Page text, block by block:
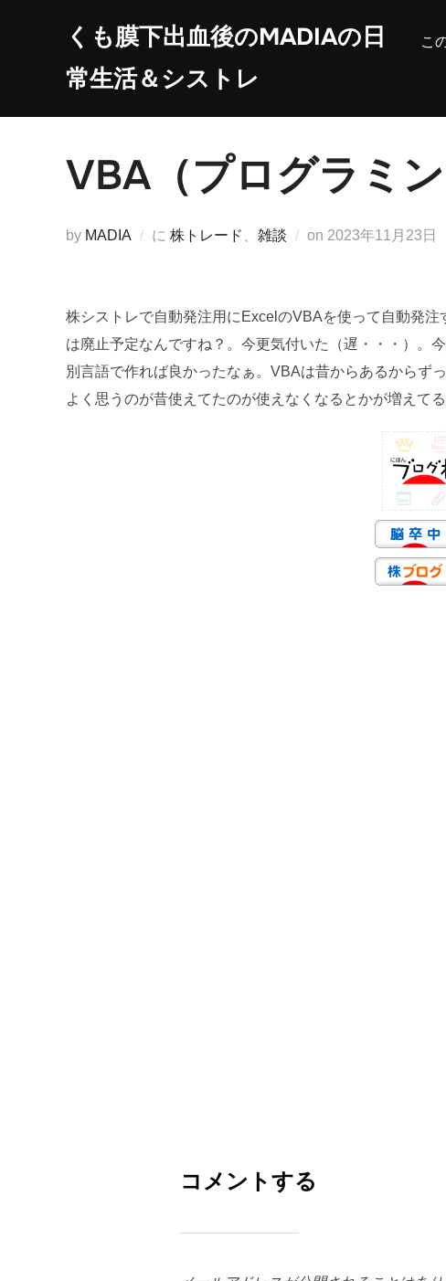
ツ
くも膜下出血後のMADIAの日
常生活＆シストレ
こ
VBA（プログラミ
by MADIA に 株トレード 雑談 on 投
2023年11月23日
株シストレで自動発注用にExcelのVBAを使って自動発
は廃止予定なんですね？。今更気付いた（遅・・・）。
別言語で作れば良かったなぁ。VBAは昔からあるからず
よく思うのが昔使えてたのが使えなくなるとかが増えて
コメントする